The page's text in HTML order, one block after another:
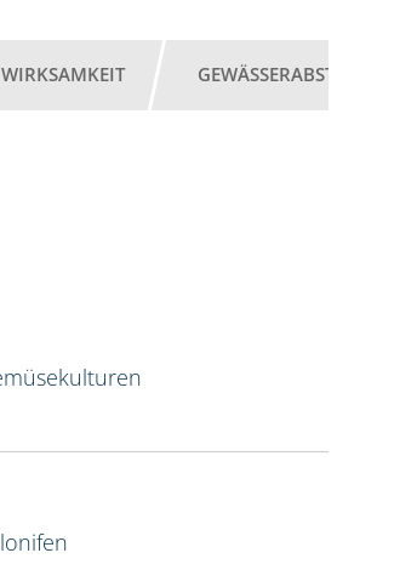
WIRKSAMKEIT GEWÄSSERABSTAND